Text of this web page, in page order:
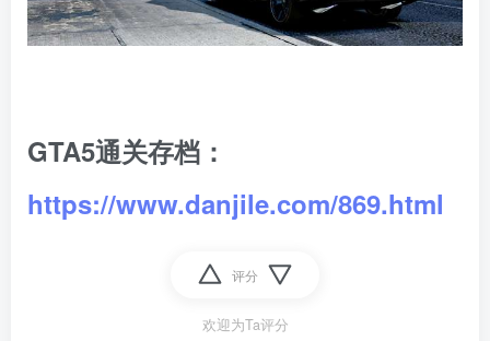
GTA5通关存档：
https://www.danjile.com/869.html
评分
欢迎为Ta评分